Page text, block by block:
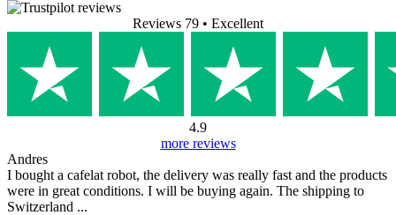
Reviews 79 • Excellent
4.9
more reviews
Andres
I bought a cafelat robot, the delivery was really fast and the products
were in great conditions. I will be buying again. The shipping to
Switzerland ...